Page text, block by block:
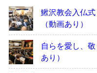
鰍沢教会入仏
（動画あり）
自らを愛し、
あり）